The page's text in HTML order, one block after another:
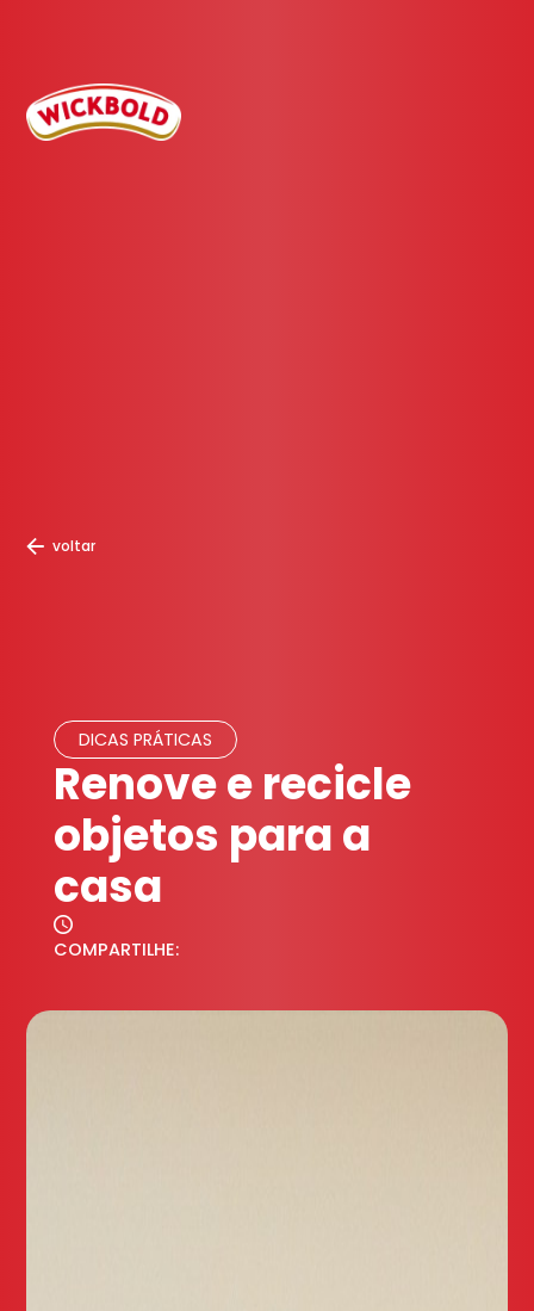
voltar
DICAS PRÁTICAS
Renove e recicle
objetos para a
casa
COMPARTILHE: